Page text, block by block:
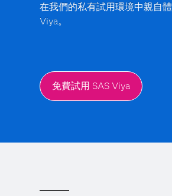
在我們的私有試用環境中親自
Viya。
免費試用 SAS Viya